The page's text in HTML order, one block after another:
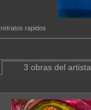
retratos rapidos
3 obras del artista